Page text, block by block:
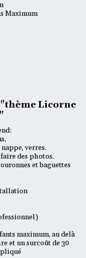
Maximum
Licorne
verres.
des photos.
et baguettes
maximum, au delà
et un surcoût de 30